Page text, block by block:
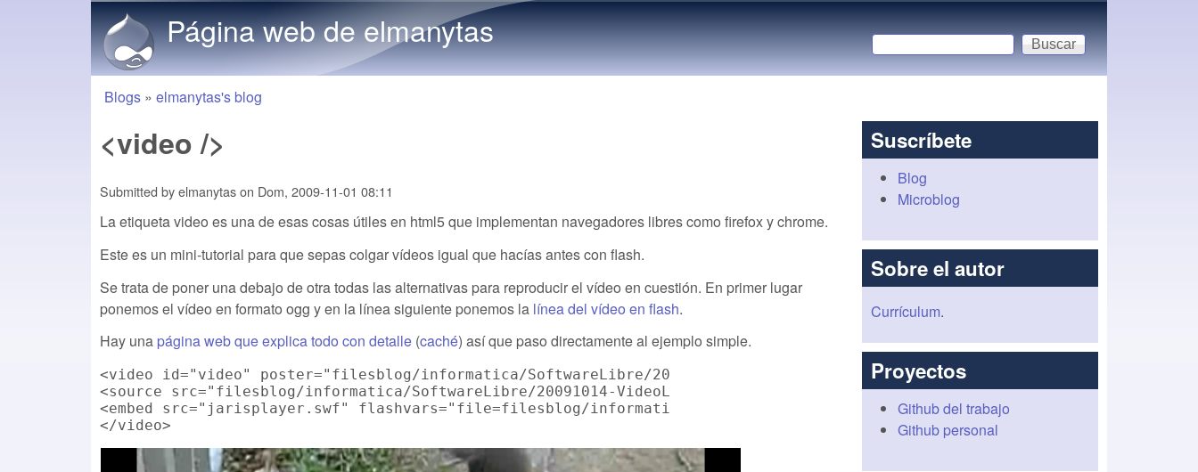
Skip to main content
Página web de elmanytas
Formulario de búsqueda
Buscar
You are here
Blogs » elmanytas's blog
<video />
Submitted byelmanytason Dom, 2009-11-01 08:11
La etiqueta video es una de esas cosas útiles en html5 que implementan navegadores libres como firefox y chrome.
Este es un mini-tutorial para que sepas colgar vídeos igual que hacías antes con flash.
Se trata de poner una debajo de otra todas las alternativas para reproducir el vídeo en cuestión. En primer lugar
ponemos el vídeo en formato ogg y en la línea siguiente ponemos la línea del vídeo en flash.
Hay una página web que explica todo con detalle (caché) así que paso directamente al ejemplo simple.
<video id="video" poster="filesblog/informatica/SoftwareLibre/20091014-VideoLabel/PalomaConPatasDePlumas.png"
<source src="filesblog/informatica/SoftwareLibre/20091014-VideoLabel/PalomaConPatasDePlumas.ogg" type="video/ogg" />
<embed src="jarisplayer.swf" flashvars="file=filesblog/informatica/SoftwareLibre/20091014-VideoLabel/
Suscríbete
Blog
Microblog
Sobre el autor
Currículum.
Proyectos
Github del trabajo
Github personal